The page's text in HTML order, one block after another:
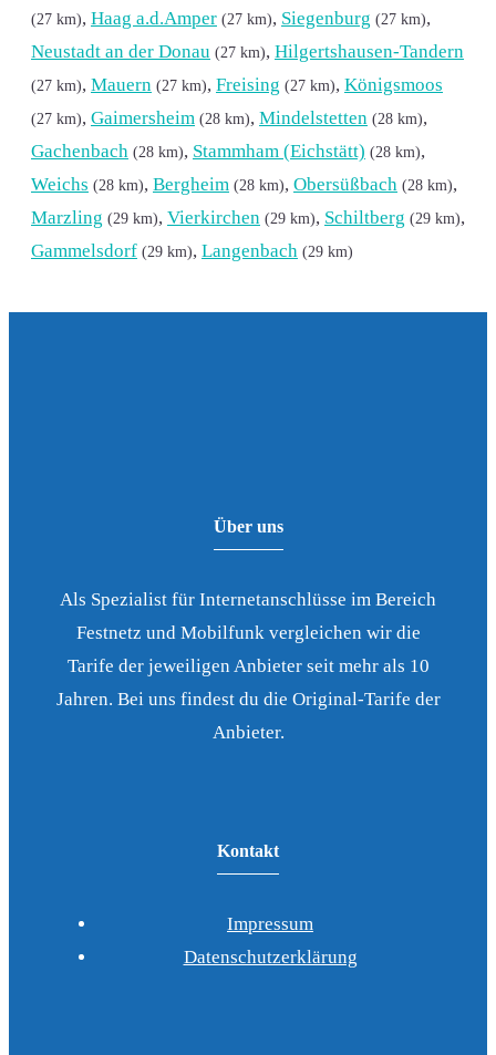
(27 km), Haag a.d.Amper (27 km), Siegenburg (27 km),
Neustadt an der Donau (27 km), Hilgertshausen-Tandern
(27 km), Mauern (27 km), Freising (27 km), Königsmoos
(27 km), Gaimersheim (28 km), Mindelstetten (28 km),
Gachenbach (28 km), Stammham (Eichstätt) (28 km),
Weichs (28 km), Bergheim (28 km), Obersüßbach (28 km),
Marzling (29 km), Vierkirchen (29 km), Schiltberg (29 km),
Gammelsdorf (29 km), Langenbach (29 km)
Über uns
Als Spezialist für Internetanschlüsse im Bereich
Festnetz und Mobilfunk vergleichen wir die
Tarife der jeweiligen Anbieter seit mehr als 10
Jahren. Bei uns findest du die Original-Tarife der
Anbieter.
Kontakt
Impressum
Datenschutzerklärung